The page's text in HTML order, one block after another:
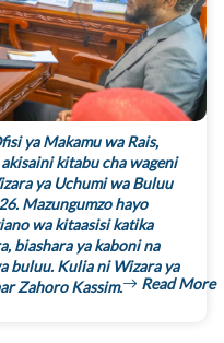
ya Makamu wa Rais,
kitabu cha wageni
ya Uchumi wa Buluu
Mazungumzo hayo
wa kitaasisi katika
biashara ya kaboni na
buluu. Kulia ni Wizara ya
Zahoro Kassim.
Read More